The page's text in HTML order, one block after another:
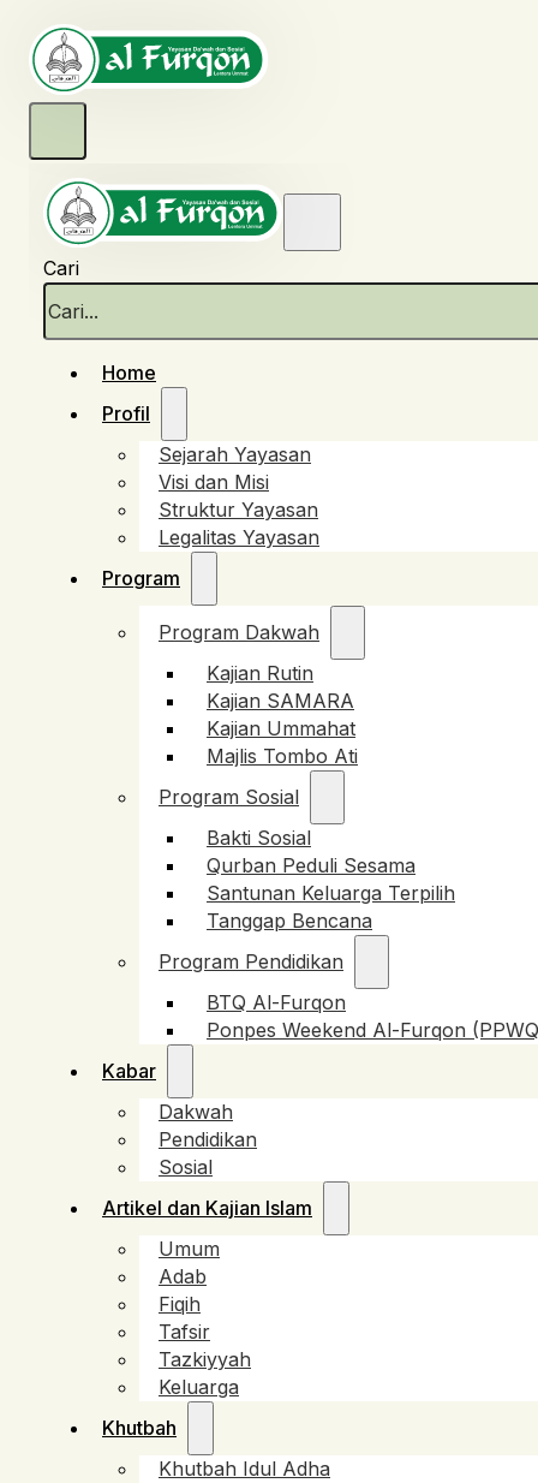
Cari
Home
Profil
Sejarah Yayasan
Visi dan Misi
Struktur Yayasan
Legalitas Yayasan
Program
Program Dakwah
Kajian Rutin
Kajian SAMARA
Kajian Ummahat
Majlis Tombo Ati
Program Sosial
Bakti Sosial
Qurban Peduli Sesama
Santunan Keluarga Terpilih
Tanggap Bencana
Program Pendidikan
BTQ Al-Furqon
Ponpes Weekend Al-Furqon
Kabar
Dakwah
Pendidikan
Sosial
Artikel dan Kajian Islam
Umum
Adab
Fiqih
Tafsir
Tazkiyyah
Keluarga
Khutbah
Khutbah Idul Adha